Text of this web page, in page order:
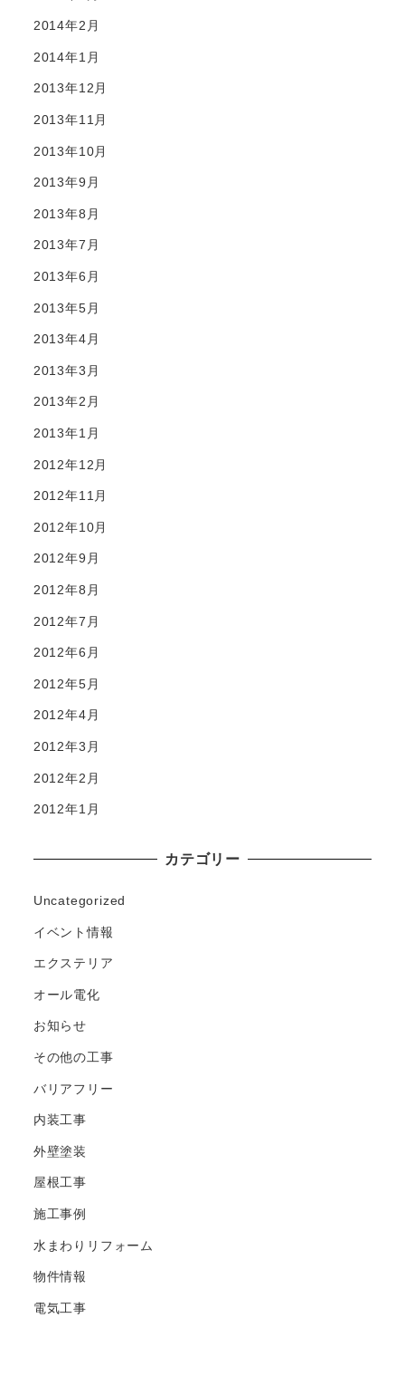
2014年2月
2014年1月
2013年12月
2013年11月
2013年10月
2013年9月
2013年8月
2013年7月
2013年6月
2013年5月
2013年4月
2013年3月
2013年2月
2013年1月
2012年12月
2012年11月
2012年10月
2012年9月
2012年8月
2012年7月
2012年6月
2012年5月
2012年4月
2012年3月
2012年2月
2012年1月
カテゴリー
Uncategorized
イベント情報
エクステリア
オール電化
お知らせ
その他の工事
バリアフリー
内装工事
外壁塗装
屋根工事
施工事例
水まわりリフォーム
物件情報
電気工事